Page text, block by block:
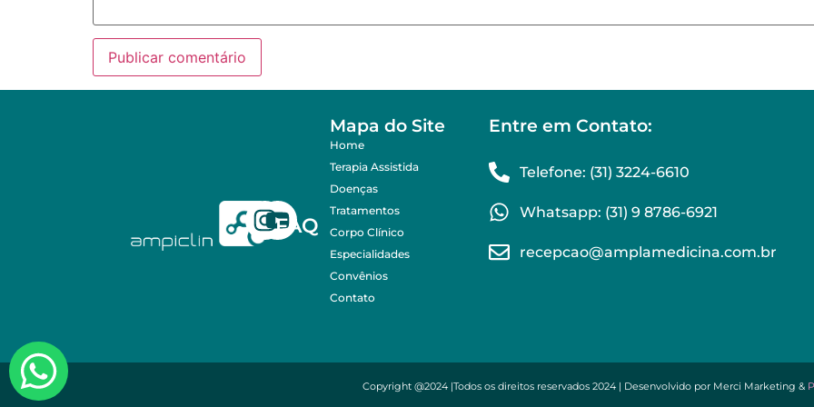
FAQ
Mapa do Site
Home
Terapia Assistida
Doenças
Tratamentos
Corpo Clínico
Especialidades
Convênios
Contato
Entre em Contato:
Telefone: (31) 3224-6610
Whatsapp: (31) 9 8786-6921
recepcao@amplamedicina.com.br
Copyright @2024 |Todos os direitos reservados 2024 | Desenvolvido por Merci Marketing &